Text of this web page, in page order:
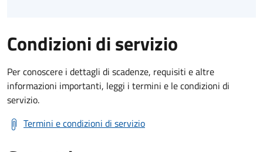
Condizioni di servizio
Per conoscere i dettagli di scadenze, requisiti e altre
informazioni importanti, leggi i termini e le condizioni di
servizio.
Termini e condizioni di servizio